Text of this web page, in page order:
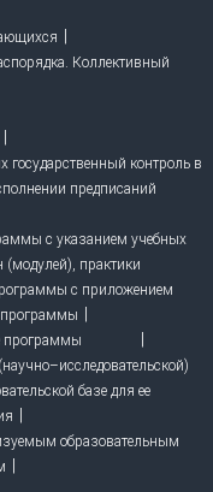
Коллективный
контроль в
предписаний
с указанием учебных
(модулей), практики
с приложением
программы
программы
базе для ее
образовательным